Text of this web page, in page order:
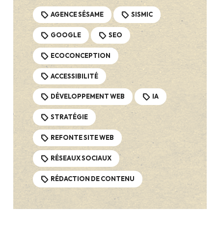
AGENCE SÉSAME SISMIC
GOOGLE SEO
ECOCONCEPTION
ACCESSIBILITÉ
DÉVELOPPEMENT WEB IA
STRATÉGIE
REFONTE SITE WEB
RÉSEAUX SOCIAUX
RÉDACTION DE CONTENU